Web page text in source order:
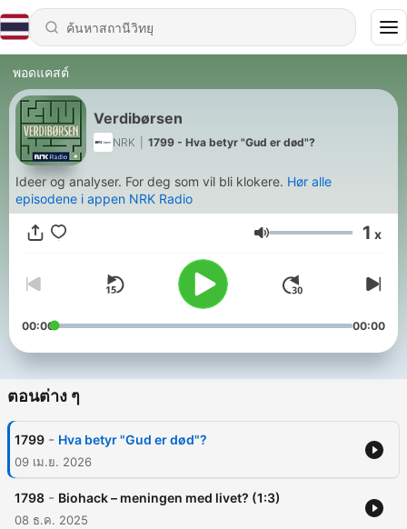
พอดแคสต์
Verdibørsen
NRK 1799 - Hva betyr "Gud er død"?
Ideer og analyser. For deg som vil bli klokere. Hør alle
episodene i appen NRK Radio
ระดับเสียง 1 x
00:00 00:00
ตอนต่าง ๆ
1799 - Hva betyr "Gud er død"?
09 เม.ย. 2026
1798 - Biohack – meningen med livet? (1:3)
08 ธ.ค. 2025